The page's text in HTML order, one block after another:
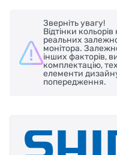
Зверніть увагу!
Відтінки
реальних
монітора.
інших факторів,
комплектацію,
елементи
попередження.